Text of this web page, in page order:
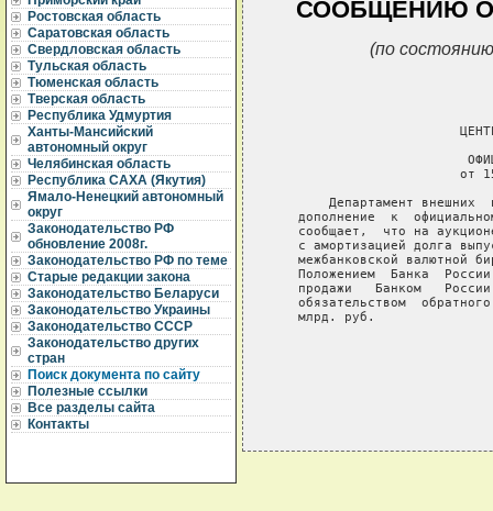
Ростовская область
Саратовская область
Свердловская область
Тульская область
Тюменская область
Тверская область
Республика Удмуртия
Ханты-Мансийский
автономный округ
Челябинская область
Республика САХА (Якутия)
Ямало-Ненецкий автономный
округ
Законодательство РФ
обновление 2008г.
Законодательство РФ по теме
Старые редакции закона
Законодательство Беларуси
Законодательство Украины
Законодательство СССР
Законодательство других
стран
Поиск документа по сайту
Полезные ссылки
Все разделы сайта
Контакты
СООБЩЕНИЮ
(по
от
Департамент внешних
дополнение  к
сообщает,  что на
с амортизацией долга
межбанковской валютной
Положением  Банка
продажи   Банком
обязательством
   млрд. руб.